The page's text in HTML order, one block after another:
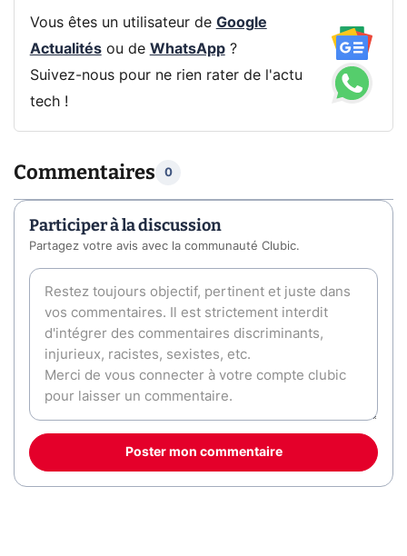
Vous êtes un utilisateur de Google
Actualitésou de WhatsApp?
Suivez-nous pour ne rien rater de l'actu
tech !
Commentaires 0
Participer à la discussion
Partagez votre avis avec la communauté Clubic.
Poster mon commentaire